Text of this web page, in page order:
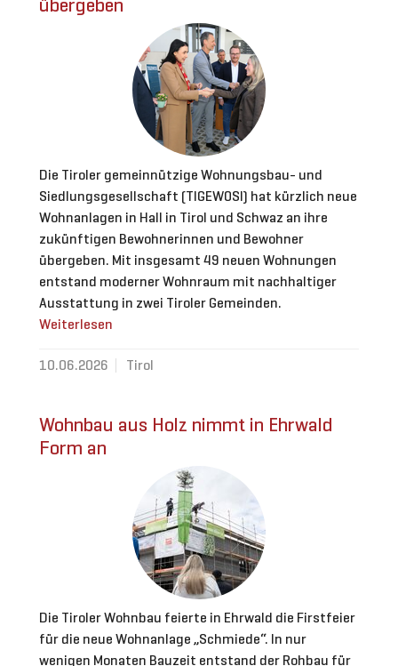
Die Tiroler gemeinnützige Wohnungsbau- und
Siedlungsgesellschaft (TIGEWOSI) hat kürzlich neue
Wohnanlagen in Hall in Tirol und Schwaz an ihre
zukünftigen Bewohnerinnen und Bewohner
übergeben. Mit insgesamt 49 neuen Wohnungen
entstand moderner Wohnraum mit nachhaltiger
Ausstattung in zwei Tiroler Gemeinden.
Weiterlesen
10.06.2026 Tirol
Wohnbau aus Holz nimmt in Ehrwald
Form an
Die Tiroler Wohnbau feierte in Ehrwald die Firstfeier
für die neue Wohnanlage „Schmiede“. In nur
wenigen Monaten Bauzeit entstand der Rohbau für